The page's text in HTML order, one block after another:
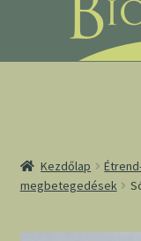
navigációhoz
tartalomba
Kezdőlap
megbetegedések